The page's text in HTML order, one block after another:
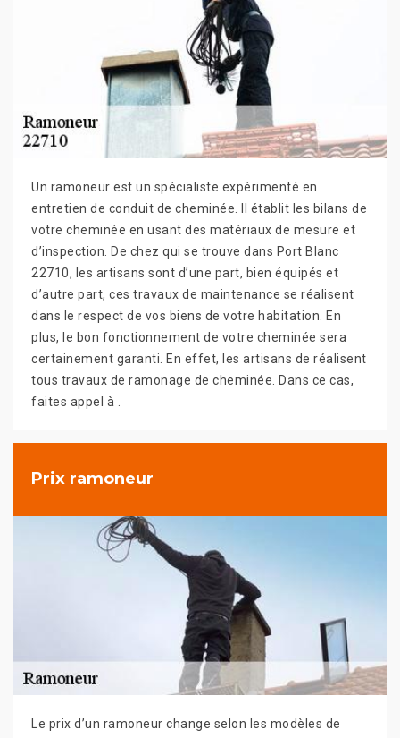
Un ramoneur est un spécialiste expérimenté en
entretien de conduit de cheminée. Il établit les bilans de
votre cheminée en usant des matériaux de mesure et
d’inspection. De chez qui se trouve dans Port Blanc
22710, les artisans sont d’une part, bien équipés et
d’autre part, ces travaux de maintenance se réalisent
dans le respect de vos biens de votre habitation. En
plus, le bon fonctionnement de votre cheminée sera
certainement garanti. En effet, les artisans de réalisent
tous travaux de ramonage de cheminée. Dans ce cas,
faites appel à .
Prix ramoneur
Le prix d’un ramoneur change selon les modèles de